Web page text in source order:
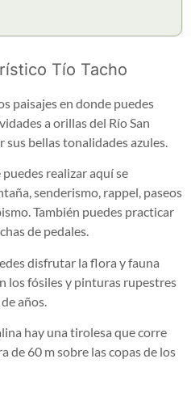
Tío Tacho
paisajes en donde puedes
a orillas del Río San
sus bellas tonalidades azules.
realizar aquí se
senderismo, rappel, paseos
También puedes practicar
de pedales.
disfrutar la flora y fauna
los fósiles y pinturas rupestres
años.
hay una tirolesa que corre
de 60 m sobre las copas de los